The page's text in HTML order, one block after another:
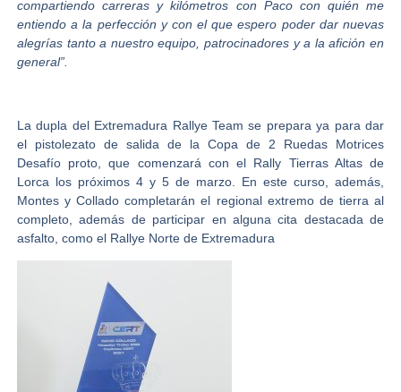
compartiendo carreras y kilómetros con Paco con quién me
entiendo a la perfección y con el que espero poder dar nuevas
alegrías tanto a nuestro equipo, patrocinadores y a la afición en
general”.
La dupla del Extremadura Rallye Team se prepara ya para dar
el pistolezato de salida de la Copa de 2 Ruedas Motrices
Desafío proto, que comenzará con el Rally Tierras Altas de
Lorca los próximos 4 y 5 de marzo. En este curso, además,
Montes y Collado completarán el regional extremo de tierra al
completo, además de participar en alguna cita destacada de
asfalto, como el Rallye Norte de Extremadura